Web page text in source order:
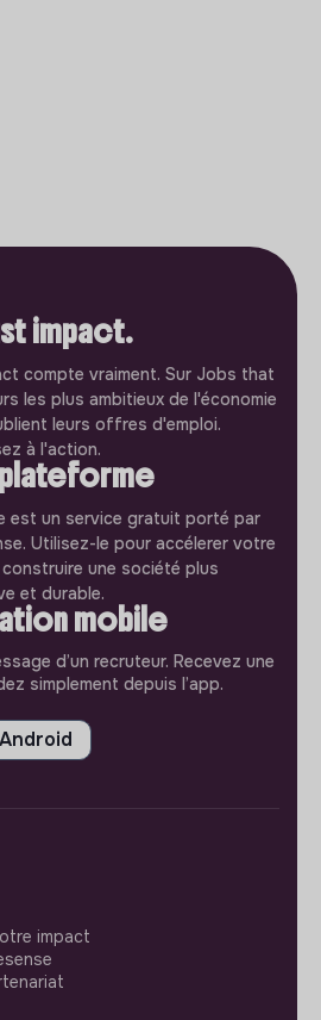
impact.
compte vraiment. Sur Jobs that
les plus ambitieux de l'économie
leurs offres d'emploi.
à l'action.
est un service gratuit porté par
Utilisez-le pour accélerer votre
une société plus
et durable.
mobile
d’un recruteur. Recevez une
simplement depuis l’app.
Android
impact